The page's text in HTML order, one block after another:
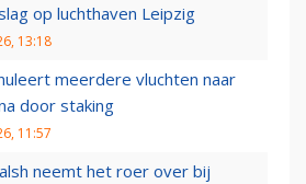
op luchthaven Leipzig
13:18
meerdere vluchten naar
door staking
11:57
neemt het roer over bij